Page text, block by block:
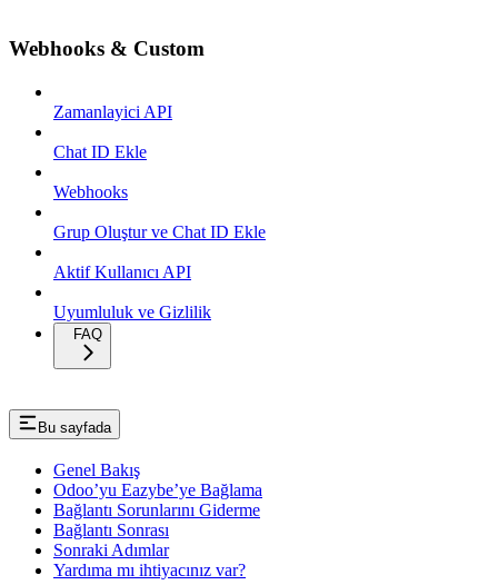
Webhooks & Custom
Zamanlayici API
Chat ID Ekle
Webhooks
Grup Oluştur ve Chat ID Ekle
Aktif Kullanıcı API
Uyumluluk ve Gizlilik
FAQ
Bu sayfada
Genel Bakış
Odoo’yu Eazybe’ye Bağlama
Bağlantı Sorunlarını Giderme
Bağlantı Sonrası
Sonraki Adımlar
Yardıma mı ihtiyacınız var?